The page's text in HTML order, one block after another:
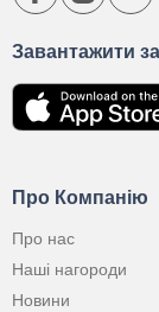
Про Компанію
Про нас
Наші нагороди
Новини
Завантажити